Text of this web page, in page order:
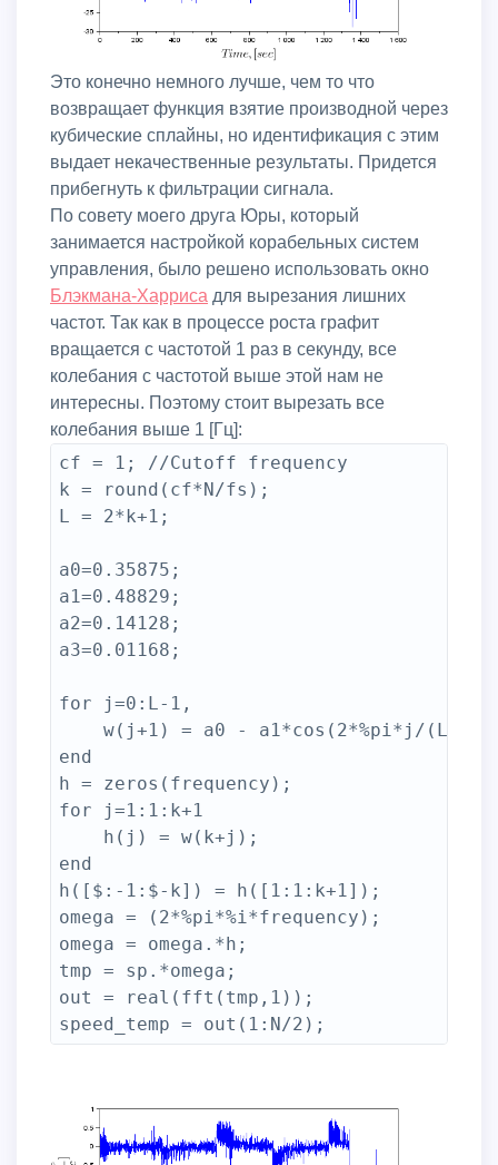
Это конечно немного лучше, чем то что
возвращает функция взятие производной через
кубические сплайны, но идентификация с этим
выдает некачественные результаты. Придется
прибегнуть к фильтрации сигнала.
По совету моего друга Юры, который
занимается настройкой корабельных систем
управления, было решено использовать окно
Блэкмана-Харриса для вырезания лишних
частот. Так как в процессе роста графит
вращается с частотой 1 раз в секунду, все
колебания с частотой выше этой нам не
интересны. Поэтому стоит вырезать все
колебания выше 1 [Гц]:
cf = 1; //Cutoff frequency
k = round(cf*N/fs);
L = 2*k+1;
a0=0.35875;
a1=0.48829;
a2=0.14128;
a3=0.01168;
for j=0:L-1,
w(j+1) = a0 - a1*cos(2*%pi*j/(L-
end
h = zeros(frequency);
for j=1:1:k+1
    h(j) = w(k+j);
end
h([$:-1:$-k]) = h([1:1:k+1]);
omega = (2*%pi*%i*frequency);
omega = omega.*h;
tmp = sp.*omega;
out = real(fft(tmp,1));